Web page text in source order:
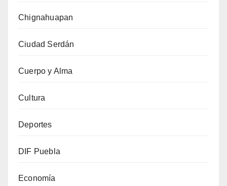
Chignahuapan
Ciudad Serdán
Cuerpo y Alma
Cultura
Deportes
DIF Puebla
Economía